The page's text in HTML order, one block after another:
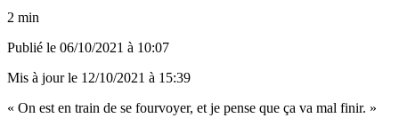
2 min
Publié le 06/10/2021 à 10:07
Mis à jour le 12/10/2021 à 15:39
« On est en train de se fourvoyer, et je pense que ça va mal finir. »